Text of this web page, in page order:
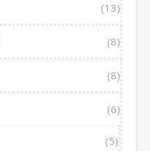
(13)
(8)
(8)
(6)
(5)